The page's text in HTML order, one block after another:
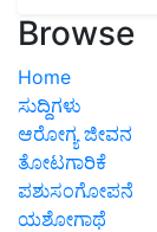
Browse
Home
ಸುದ್ದಿಗಳು
ಆರೋಗ್ಯ ಜೀವನ
ತೋಟಗಾರಿಕೆ
ಪಶುಸಂಗೋಪನೆ
ಯಶೋಗಾಥೆ